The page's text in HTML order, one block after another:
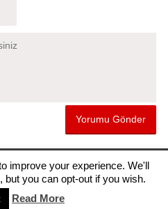
BİZE ULAŞIN
improve your experience. We'll
you can opt-out if you wish.
Read More